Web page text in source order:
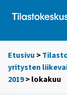
Etusivu >
yritysten
2019> lokakuu